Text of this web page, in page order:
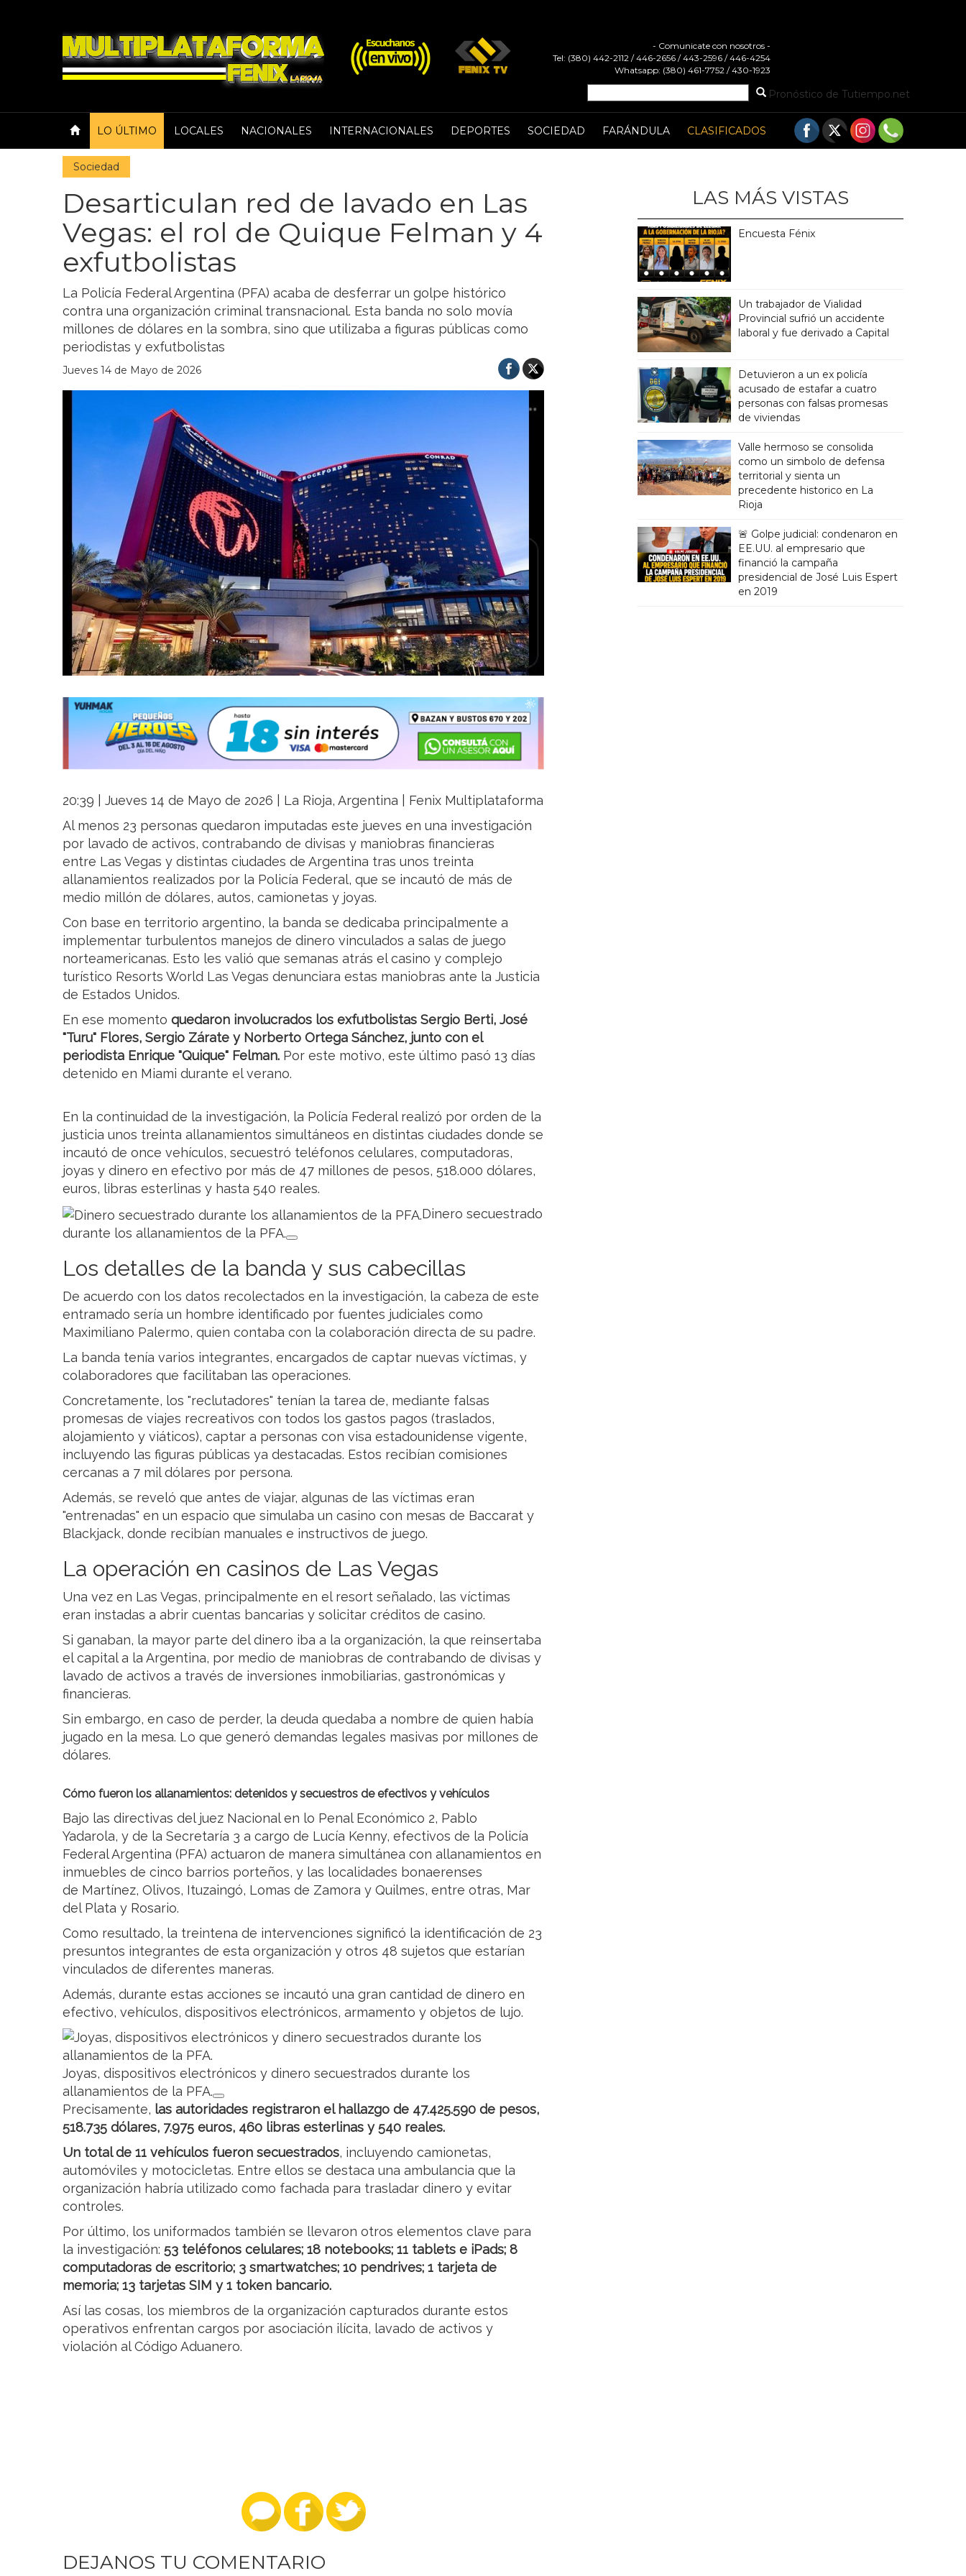
- Comunicate con nosotros -
Tel: (380) 442-2112 / 446-2656 / 443-2596 / 446-4254
Whatsapp: (380) 461-7752 / 430-1923
Pronóstico de Tutiempo.net
LO ÚLTIMO LOCALES NACIONALES INTERNACIONALES DEPORTES SOCIEDAD FARÁNDULA CLASIFICADOS
Sociedad
Desarticulan red de lavado en Las
Vegas: el rol de Quique Felman y 4
exfutbolistas
La Policía Federal Argentina (PFA) acaba de desferrar un golpe histórico
contra una organización criminal transnacional. Esta banda no solo movía
millones de dólares en la sombra, sino que utilizaba a figuras públicas como
periodistas y exfutbolistas
Jueves 14 de Mayo de 2026
20:39 | Jueves 14 de Mayo de 2026 | La Rioja, Argentina | Fenix Multiplataforma
Al menos 23 personas quedaron imputadas este jueves en una investigación
por lavado de activos, contrabando de divisas y maniobras financieras
entre Las Vegas y distintas ciudades de Argentina tras unos treinta
allanamientos realizados por la Policía Federal, que se incautó de más de
medio millón de dólares, autos, camionetas y joyas.
Con base en territorio argentino, la banda se dedicaba principalmente a
implementar turbulentos manejos de dinero vinculados a salas de juego
norteamericanas. Esto les valió que semanas atrás el casino y complejo
turístico Resorts World Las Vegas denunciara estas maniobras ante la Justicia
de Estados Unidos.
En ese momento quedaron involucrados los exfutbolistas Sergio Berti, José
"Turu" Flores, Sergio Zárate y Norberto Ortega Sánchez, junto con el
periodista Enrique "Quique" Felman. Por este motivo, este último pasó 13 días
detenido en Miami durante el verano.
En la continuidad de la investigación, la Policía Federal realizó por orden de la
justicia unos treinta allanamientos simultáneos en distintas ciudades donde se
incautó de once vehículos, secuestró teléfonos celulares, computadoras,
joyas y dinero en efectivo por más de 47 millones de pesos, 518.000 dólares,
euros, libras esterlinas y hasta 540 reales.
Dinero secuestrado
durante los allanamientos de la PFA.
Los detalles de la banda y sus cabecillas
De acuerdo con los datos recolectados en la investigación, la cabeza de este
entramado sería un hombre identificado por fuentes judiciales como
Maximiliano Palermo, quien contaba con la colaboración directa de su padre.
La banda tenía varios integrantes, encargados de captar nuevas víctimas, y
colaboradores que facilitaban las operaciones.
Concretamente, los "reclutadores" tenían la tarea de, mediante falsas
promesas de viajes recreativos con todos los gastos pagos (traslados,
alojamiento y viáticos), captar a personas con visa estadounidense vigente,
incluyendo las figuras públicas ya destacadas. Estos recibían comisiones
cercanas a 7 mil dólares por persona.
Además, se reveló que antes de viajar, algunas de las víctimas eran
"entrenadas" en un espacio que simulaba un casino con mesas de Baccarat y
Blackjack, donde recibían manuales e instructivos de juego.
La operación en casinos de Las Vegas
Una vez en Las Vegas, principalmente en el resort señalado, las víctimas
eran instadas a abrir cuentas bancarias y solicitar créditos de casino.
Si ganaban, la mayor parte del dinero iba a la organización, la que reinsertaba
el capital a la Argentina, por medio de maniobras de contrabando de divisas y
lavado de activos a través de inversiones inmobiliarias, gastronómicas y
financieras.
Sin embargo, en caso de perder, la deuda quedaba a nombre de quien había
jugado en la mesa. Lo que generó demandas legales masivas por millones de
dólares.
Cómo fueron los allanamientos: detenidos y secuestros de efectivos y vehículos
Bajo las directivas del juez Nacional en lo Penal Económico 2, Pablo
Yadarola, y de la Secretaría 3 a cargo de Lucía Kenny, efectivos de la Policía
Federal Argentina (PFA) actuaron de manera simultánea con allanamientos en
inmuebles de cinco barrios porteños, y las localidades bonaerenses
de Martínez, Olivos, Ituzaingó, Lomas de Zamora y Quilmes, entre otras, Mar
del Plata y Rosario.
Como resultado, la treintena de intervenciones significó la identificación de 23
presuntos integrantes de esta organización y otros 48 sujetos que estarían
vinculados de diferentes maneras.
Además, durante estas acciones se incautó una gran cantidad de dinero en
efectivo, vehículos, dispositivos electrónicos, armamento y objetos de lujo.
Joyas, dispositivos electrónicos y dinero secuestrados durante los
allanamientos de la PFA.
Precisamente, las autoridades registraron el hallazgo de 47.425.590 de pesos,
518.735 dólares, 7.975 euros, 460 libras esterlinas y 540 reales.
Un total de 11 vehículos fueron secuestrados, incluyendo camionetas,
automóviles y motocicletas. Entre ellos se destaca una ambulancia que la
organización habría utilizado como fachada para trasladar dinero y evitar
controles.
Por último, los uniformados también se llevaron otros elementos clave para
la investigación: 53 teléfonos celulares; 18 notebooks; 11 tablets e iPads; 8
computadoras de escritorio; 3 smartwatches; 10 pendrives; 1 tarjeta de
memoria; 13 tarjetas SIM y 1 token bancario.
Así las cosas, los miembros de la organización capturados durante estos
operativos enfrentan cargos por asociación ilícita, lavado de activos y
violación al Código Aduanero.
DEJANOS TU COMENTARIO
LAS MÁS VISTAS
Encuesta Fénix
Un trabajador de Vialidad
Provincial sufrió un accidente
laboral y fue derivado a Capital
Detuvieron a un ex policía
acusado de estafar a cuatro
personas con falsas promesas
de viviendas
Valle hermoso se consolida
como un simbolo de defensa
territorial y sienta un
precedente historico en La
Rioja
🚨 Golpe judicial: condenaron en
EE.UU. al empresario que
financió la campaña
presidencial de José Luis Espert
en 2019